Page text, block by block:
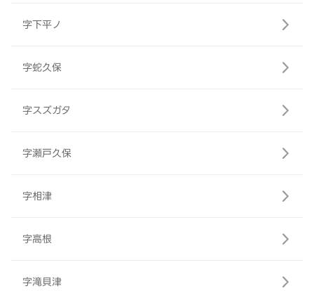
字下平ノ
字蛇久保
字スズガタ
字瀬戸久保
字相津
字高根
字滝貝津